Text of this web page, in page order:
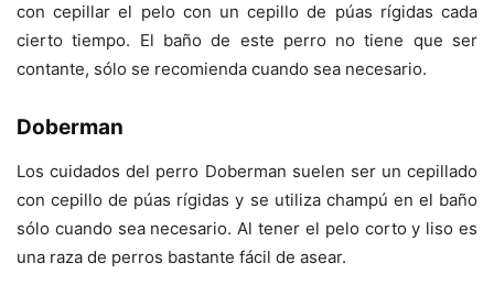
con cepillar el pelo con un cepillo de púas rígidas cada
cierto tiempo. El baño de este perro no tiene que ser
contante, sólo se recomienda cuando sea necesario.
Doberman
Los cuidados del perro Doberman suelen ser un cepillado
con cepillo de púas rígidas y se utiliza champú en el baño
sólo cuando sea necesario. Al tener el pelo corto y liso es
una raza de perros bastante fácil de asear.